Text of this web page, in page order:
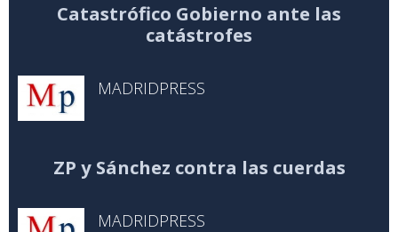
Catastrófico Gobierno ante las
catástrofes
MADRIDPRESS
ZP y Sánchez contra las cuerdas
MADRIDPRESS